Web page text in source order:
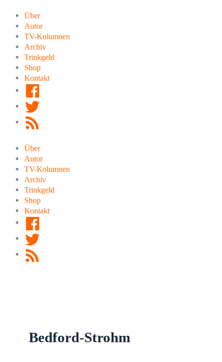
Inhalt
springen
Über
Autor
TV-Kolumnen
Archiv
Trinkgeld
Shop
Kontakt
Über
Autor
TV-Kolumnen
Archiv
Trinkgeld
Shop
Kontakt
Bedford-Strohm